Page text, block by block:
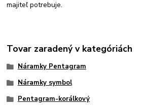
majiteľ potrebuje.
Tovar zaradený v kategóriách
Náramky Pentagram
Náramky symbol
Pentagram-korálkový